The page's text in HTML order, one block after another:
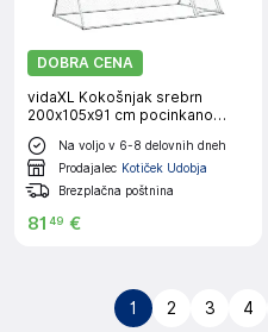
DOBRA CENA
vidaXL Kokošnjak srebrn
200x105x91 cm pocinkano
jeklo
Na voljo v 6-8 delovnih dneh
Prodajalec Kotiček Udobja
Brezplačna poštnina
81 49 €
1 2 3 4